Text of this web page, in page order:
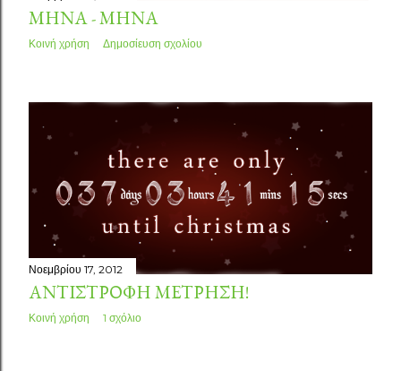
ΜΉΝΑ - ΜΉΝΑ
Κοινή χρήση Δημοσίευση σχολίου
Νοεμβρίου 17, 2012
ΑΝΤΊΣΤΡΟΦΗ ΜΈΤΡΗΣΗ!
Κοινή χρήση 1 σχόλιο